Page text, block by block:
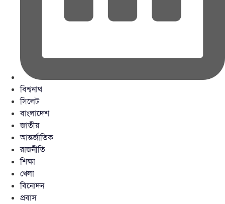
বিশ্বনাথ
সিলেট
বাংলাদেশ
জাতীয়
আন্তর্জাতিক
রাজনীতি
শিক্ষা
খেলা
বিনোদন
প্রবাস